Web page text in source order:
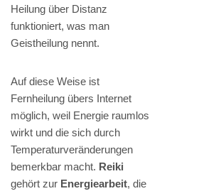
Heilung über Distanz
funktioniert, was man
Geistheilung nennt.
Auf diese Weise ist
Fernheilung übers Internet
möglich, weil Energie raumlos
wirkt und die sich durch
Temperaturveränderungen
bemerkbar macht. Reiki
gehört zur Energiearbeit, die